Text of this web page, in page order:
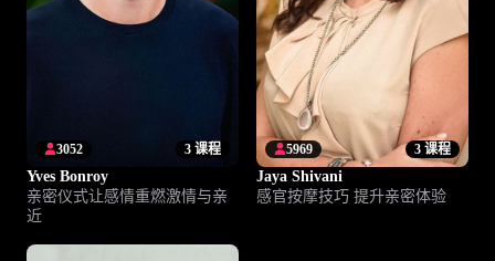
3 课程
3052
Yves Bonroy
亲密仪式让感情重燃激情与亲
近
3 课程
5969
Jaya Shivani
感官按摩技巧 提升亲密体验